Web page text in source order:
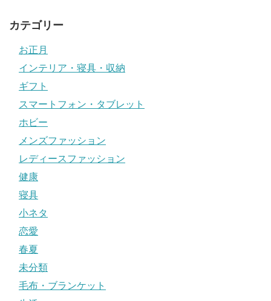
カテゴリー
お正月
インテリア・寝具・収納
ギフト
スマートフォン・タブレット
ホビー
メンズファッション
レディースファッション
健康
寝具
小ネタ
恋愛
春夏
未分類
毛布・ブランケット